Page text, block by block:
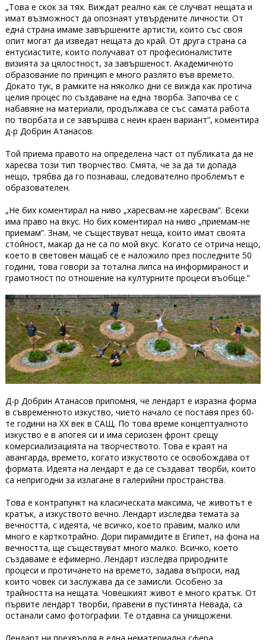
„Това е скок за тях. Виждат реално как се случват нещата и
имат възможност да опознаят утвърдените личности. От
една страна имаме завършените артисти, които със своя
опит могат да изведат нещата до край. От друга страна са
ентусиастите, които получават от професионалистите
визията за цялостност, за завършеност. Академичното
образование по принцип е много разлято във времето.
Докато тук, в рамките на няколко дни се вижда как протича
целия процес по създаване на една творба. Започва се с
набавяне на материали, продължава се със самата работа
по творбата и се завършва с неин краен вариант”, коментира
д-р Добрин Атанасов.
Той приема правото на определена част от публиката да не
харесва този тип творчество. Смята, че за да ти допада
нещо, трябва да го познаваш, следователно проблемът е
образователен.
„Не бих коментирал на ниво „харесвам-не харесвам”. Всеки
има право на вкус. Но бих коментирал на ниво „приемам-не
приемам”. Знам, че съществуват неща, които имат своята
стойност, макар да не са по мой вкус. Когато се отрича нещо,
което в световен мащаб се е наложило през последните 50
години, това говори за тотална липса на информираност и
грамотност по отношение на културните процеси въобще.”
Д-р Добрин Атанасов припомня, че лендарт е изразна форма
в съвременното изкуство, чието начало се поставя през 60-
те години на ХХ век в САЩ. По това време концептуалното
изкуство е в апогея си и има сериозен фронт срещу
комерсиализацията на творчеството. Това е краят на
авангарда, времето, когато изкуството се освобождава от
формата. Идеята на лендарт е да се създават творби, които
са непригодни за излагане в галерийни пространства.
Това е контрапункт на класическата максима, че животът е
кратък, а изкуството вечно. Лендарт изследва темата за
вечността, с идеята, че всичко, което правим, малко или
много е карткотрайно. Дори пирамидите в Египет, на фона на
вечността, ще съществуват много малко. Всичко, което
създаваме е ефимерно. Лендарт изследва природните
процеси и протичането на времето, задава въпроси, над
които човек си заслужава да се замисли. Особено за
трайността на нещата. Човешкият живот е много кратък. От
първите лендарт творби, правени в пустинята Невада, са
останали само фотографии. Те отдавна са унищожени.